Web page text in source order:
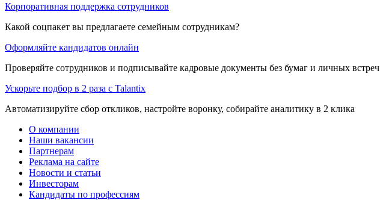
Корпоративная поддержка сотрудников
Какой соцпакет вы предлагаете семейным сотрудникам?
Оформляйте кандидатов онлайн
Проверяйте сотрудников и подписывайте кадровые документы без бумаг и личных встреч
Ускорьте подбор в 2 раза с Talantix
Автоматизируйте сбор откликов, настройте воронку, собирайте аналитику в 2 клика
О компании
Наши вакансии
Партнерам
Реклама на сайте
Новости и статьи
Инвесторам
Кандидаты по профессиям